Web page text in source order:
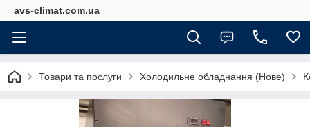
avs-climat.com.ua
Товари та послуги Холодильне обладнання (Нове)